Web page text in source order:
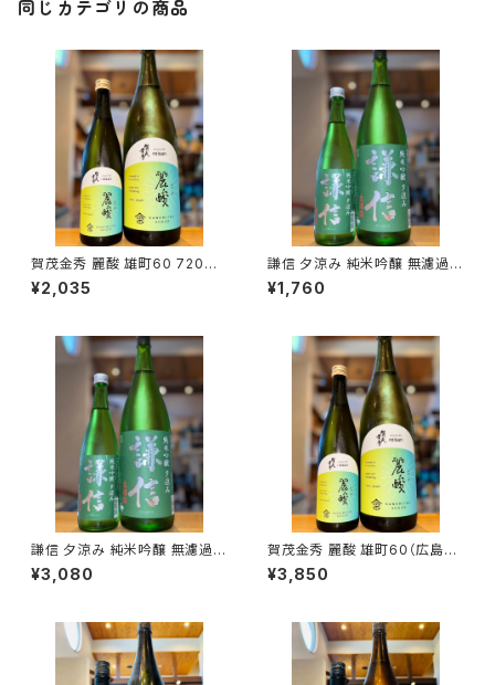
同じカテゴリの商品
賀茂金秀 麗酸 雄町60 720ml
１本（金光酒造・広島県東広島市
黒瀬町）
¥2,035
謙信 夕涼み 純米吟醸 無濾過生
720ml１本（池田屋酒造・新潟
県糸魚川市新鉄）
¥1,760
謙信 夕涼み 純米吟醸 無濾過生
1800ml１本（池田屋酒造・新潟
県糸魚川市新鉄）
¥3,080
賀茂金秀 麗酸 雄町60（広島限
定）1800ml１本（金光酒造・広
島県東広島市黒瀬町）
¥3,850